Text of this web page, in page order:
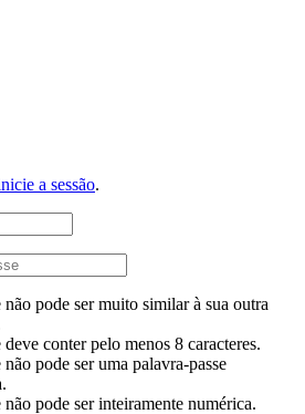
a sessão.
não pode ser muito similar à sua outra
deve conter pelo menos 8 caracteres.
pode ser uma palavra-passe
não pode ser inteiramente numérica.